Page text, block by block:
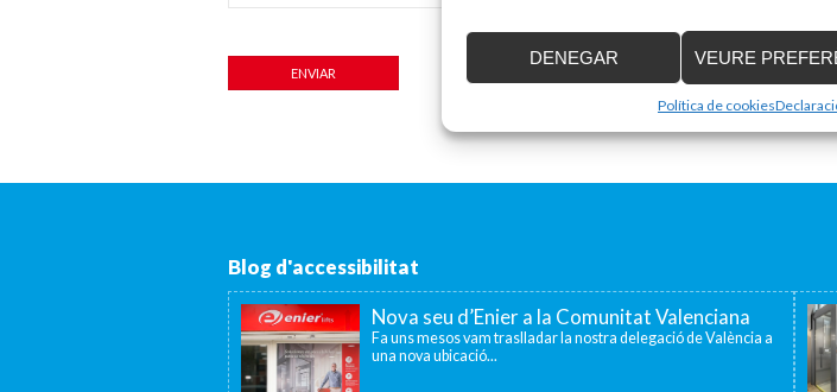
DENEGAR VEURE
Política de cookies
Blog d'accessibilitat
Nova seu d’Enier a la Comunitat Valenciana
Fa uns mesos vam traslladar la nostra delegació de València a
una nova ubicació...